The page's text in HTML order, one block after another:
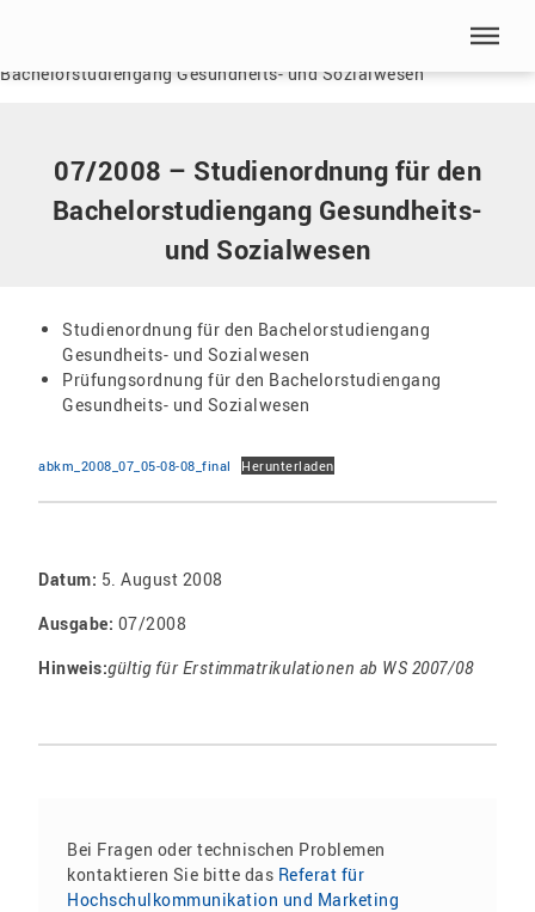
Menü überspringen
Bachelorstudiengang Gesundheits- und Sozialwesen
07/2008 – Studienordnung für den
Bachelorstudiengang Gesundheits-
und Sozialwesen
Studienordnung für den Bachelorstudiengang
Gesundheits- und Sozialwesen
Prüfungsordnung für den Bachelorstudiengang
Gesundheits- und Sozialwesen
abkm_2008_07_05-08-08_final Herunterladen
Datum: 5. August 2008
Ausgabe: 07/2008
Hinweis:gültig für Erstimmatrikulationen ab WS 2007/08
Bei Fragen oder technischen Problemen
kontaktieren Sie bitte das Referat für
Hochschulkommunikation und Marketing